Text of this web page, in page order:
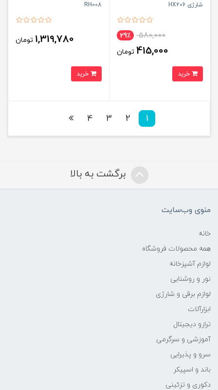
شارژی HX206
580,000 29٪
415,000 تومان
RH008
1,319,780 تومان
1
2
3
4
برگشت به بالا
منوی وب‌سایت
خانه
همه محصولات فروشگاه
لوازم آشپزخانه
نور و روشنایی
لوازم برقی و شارژی
ابزارآلات
ترازو دیجیتال
آموزشی و سرگرمی
سرو و پذیرایی
باند و اسپیکر
دکوری و تزئینی